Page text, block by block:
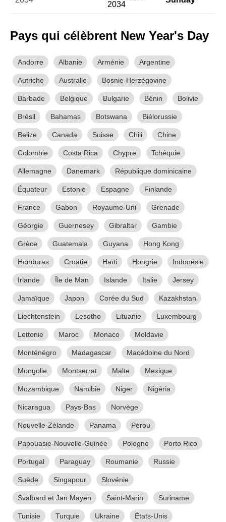
2034
Pays qui célèbrent New Year's Day
Andorre Albanie Arménie Argentine
Autriche Australie Bosnie-Herzégovine
Barbade Belgique Bulgarie Bénin Bolivie
Brésil Bahamas Botswana Biélorussie
Belize Canada Suisse Chili Chine
Colombie Costa Rica Chypre Tchéquie
Allemagne Danemark République dominicaine
Équateur Estonie Espagne Finlande
France Gabon Royaume-Uni Grenade
Géorgie Guernesey Gibraltar Gambie
Grèce Guatemala Guyana Hong Kong
Honduras Croatie Haïti Hongrie Indonésie
Irlande Île de Man Islande Italie Jersey
Jamaïque Japon Corée du Sud Kazakhstan
Liechtenstein Lesotho Lituanie Luxembourg
Lettonie Maroc Monaco Moldavie
Monténégro Madagascar Macédoine du Nord
Mongolie Montserrat Malte Mexique
Mozambique Namibie Niger Nigéria
Nicaragua Pays-Bas Norvège
Nouvelle-Zélande Panama Pérou
Papouasie-Nouvelle-Guinée Pologne Porto Rico
Portugal Paraguay Roumanie Russie
Suède Singapour Slovénie
Svalbard et Jan Mayen Saint-Marin Suriname
Tunisie Turquie Ukraine États-Unis